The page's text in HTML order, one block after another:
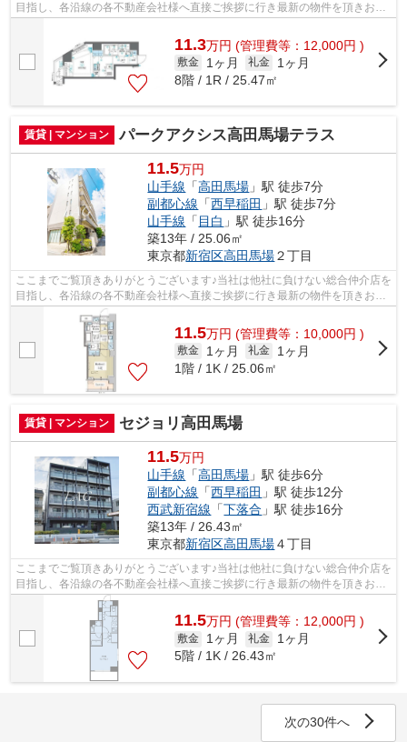
目指し、各沿線の各不動産会社様へ直接ご挨拶に行き最新の物件を頂きお客
11.3万円 (管理費等：12,000円 )
敷金 1ヶ月 礼金
1ヶ月
8階 / 1R / 25.47㎡
賃貸 | マンション パークアクシス高田馬場テラス
11.5万円
山手線 「高田馬場 」駅 徒歩7分
副都心線 「西早稲田 」駅 徒歩7分
山手線 「 目白 」駅 徒歩16分
築13年 / 25.06㎡
東京都新宿区高田馬場２丁目
ここまでご覧頂きありがとうございます♪当社は他社に負けない総合仲介店を
目指し、各沿線の各不動産会社様へ直接ご挨拶に行き最新の物件を頂きお客
様へ提供しております！最新の情報は...
11.5万円 (管理費等：10,000円 )
敷金 1ヶ月 礼金
1ヶ月
1階 / 1K / 25.06㎡
賃貸 | マンション セジョリ高田馬場
11.5万円
山手線 「高田馬場 」駅 徒歩6分
副都心線 「西早稲田 」駅 徒歩12分
西武新宿線 「下落合 」駅 徒歩16分
築13年 / 26.43㎡
東京都新宿区高田馬場４丁目
ここまでご覧頂きありがとうございます♪当社は他社に負けない総合仲介店を
目指し、各沿線の各不動産会社様へ直接ご挨拶に行き最新の物件を頂きお客
様へ提供しております！最新の情報は...
11.5万円 (管理費等：12,000円 )
敷金 1ヶ月 礼金
1ヶ月
5階 / 1K / 26.43㎡
次の30件へ